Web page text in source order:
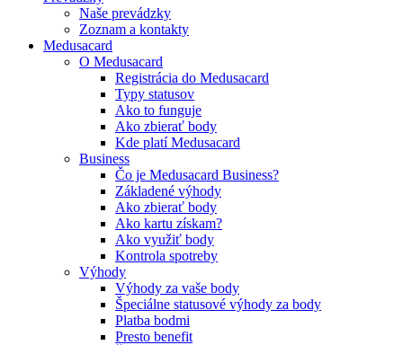
Naše prevádzky
Zoznam a kontakty
Medusacard
O Medusacard
Registrácia do Medusacard
Typy statusov
Ako to funguje
Ako zbierať body
Kde platí Medusacard
Business
Čo je Medusacard Business?
Základené výhody
Ako zbierať body
Ako kartu získam?
Ako využiť body
Kontrola spotreby
Výhody
Výhody za vaše body
Špeciálne statusové výhody za body
Platba bodmi
Presto benefit